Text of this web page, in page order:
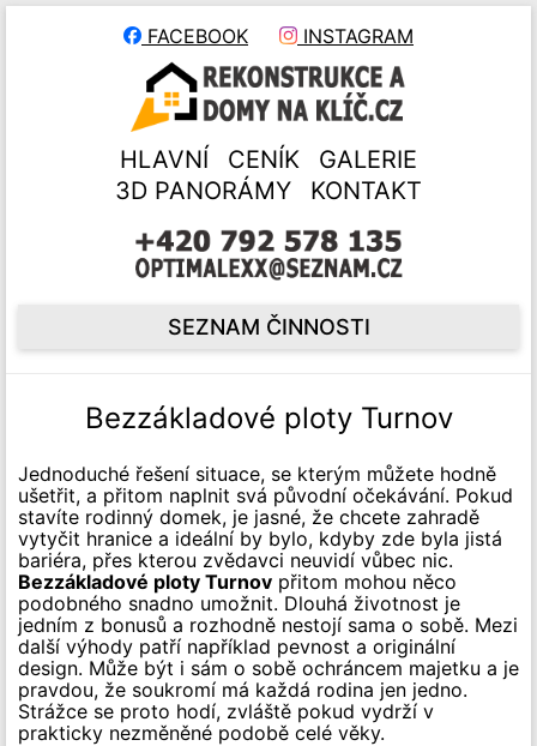
FACEBOOK INSTAGRAM
HLAVNÍ CENÍK
GALERIE
3D PANORÁMY
KONTAKT
SEZNAM ČINNOSTI
Bezzákladové ploty Turnov
Jednoduché řešení situace, se kterým můžete hodně
ušetřit, a přitom naplnit svá původní očekávání. Pokud
stavíte rodinný domek, je jasné, že chcete zahradě
vytyčit hranice a ideální by bylo, kdyby zde byla jistá
bariéra, přes kterou zvědavci neuvidí vůbec nic.
Bezzákladové ploty Turnov přitom mohou něco
podobného snadno umožnit. Dlouhá životnost je
jedním z bonusů a rozhodně nestojí sama o sobě. Mezi
další výhody patří například pevnost a originální
design. Může být i sám o sobě ochráncem majetku a je
pravdou, že soukromí má každá rodina jen jedno.
Strážce se proto hodí, zvláště pokud vydrží v
prakticky nezměněné podobě celé věky.